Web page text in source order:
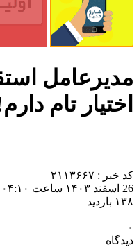
مدیرعامل
اختیار تام
کد خبر : ۲۱۱۳۶۶۷ |
26 اسفند ۱۴۰۳ ساعت ۰۴:۱۰ |
۱۳۸ بازدید |
۰
دیدگاه